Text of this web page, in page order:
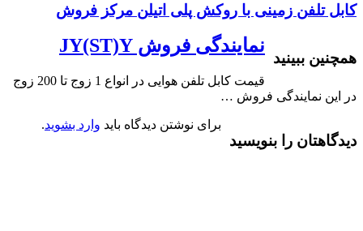
کابل تلفن زمینی با روکش پلی اتیلن مرکز فروش
همچنین ببینید
نمایندگی فروش JY(ST)Y
قیمت کابل تلفن هوایی در انواع 1 زوج تا 200 زوج
در این نمایندگی فروش …
دیدگاهتان را بنویسید
برای نوشتن دیدگاه باید وارد بشوید.